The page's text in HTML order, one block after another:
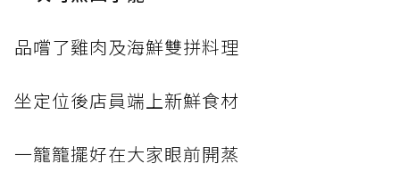
品嚐了雞肉及海鮮雙拼料理
坐定位後店員端上新鮮食材
一籠籠擺好在大家眼前開蒸